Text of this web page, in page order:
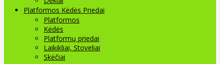
Platformos Kėdės Priedai
Platformos
Kėdės
Platformų priedai
Laikikliai, Stoveliai
Skėčiai